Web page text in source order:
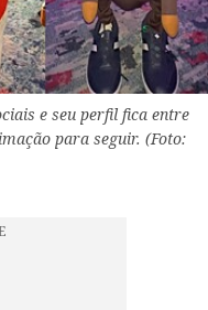
e seu perfil fica entre
para seguir. (Foto: